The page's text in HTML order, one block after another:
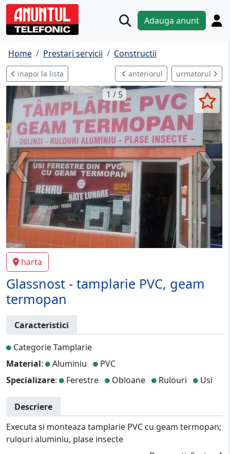
Adauga anunt
Home Prestari servicii Constructii
inapoi la lista anteriorul urmatorul
1 / 5
harta
Glassnost - tamplarie PVC, geam
termopan
Caracteristici
Categorie Tamplarie
Material: Aluminiu
PVC
Specializare: Ferestre Obloane Rulouri Usi
Descriere
Executa si monteaza tamplarie PVC cu geam termopan;
rulouri aluminiu, plase insecte